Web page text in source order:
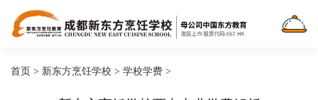
首页 > 新东方烹饪学校 > 学校学费 >